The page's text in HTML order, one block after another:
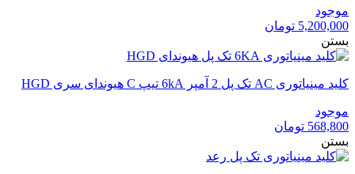
موجود
5,200,000 تومان
بستن
کلید مینیاتوری AC تک پل 2 آمپر 6kA تیپ C هیوندای سری HGD
موجود
568,800 تومان
بستن